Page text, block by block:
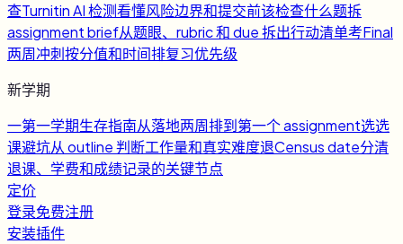
查Turnitin AI 检测看懂风险边界和提交前该检查什么题拆
assignment brief从题眼、rubric 和 due 拆出行动清单考Final
两周冲刺按分值和时间排复习优先级
新学期
一第一学期生存指南从落地两周排到第一个 assignment选选
课避坑从 outline 判断工作量和真实难度退Census date分清
退课、学费和成绩记录的关键节点
定价
登录免费注册
安装插件